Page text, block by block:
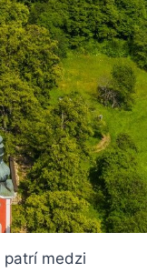
patrí medzi